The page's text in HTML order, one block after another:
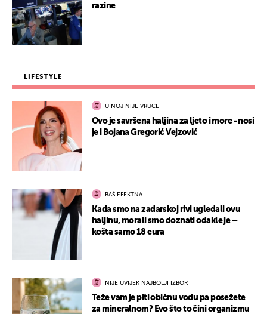
razine
LIFESTYLE
U NOJ NIJE VRUĆE
Ovo je savršena haljina za ljeto i more - nosi
je i Bojana Gregorić Vejzović
BAŠ EFEKTNA
Kada smo na zadarskoj rivi ugledali ovu
haljinu, morali smo doznati odakle je –
košta samo 18 eura
NIJE UVIJEK NAJBOLJI IZBOR
Teže vam je piti običnu vodu pa posežete
za mineralnom? Evo što to čini organizmu